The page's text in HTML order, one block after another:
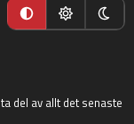
del av allt det senaste